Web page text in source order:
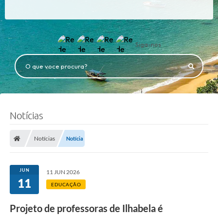
Siga-nos
O que voce procura?
Notícias
Notícias Notícia
JUN
11
11 JUN 2026
EDUCAÇÃO
Projeto de professoras de Ilhabela é